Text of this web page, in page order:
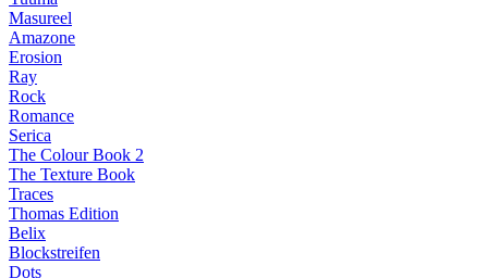
Masureel
Amazone
Erosion
Ray
Rock
Romance
Serica
The Colour Book 2
The Texture Book
Traces
Thomas Edition
Belix
Blockstreifen
Dots